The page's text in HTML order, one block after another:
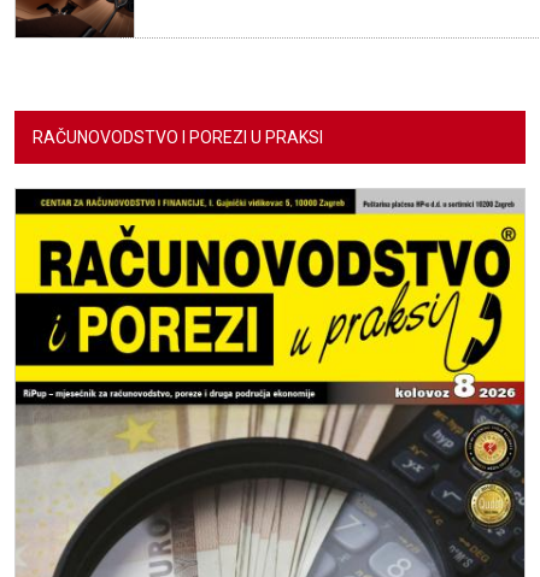
RAČUNOVODSTVO I POREZI U PRAKSI